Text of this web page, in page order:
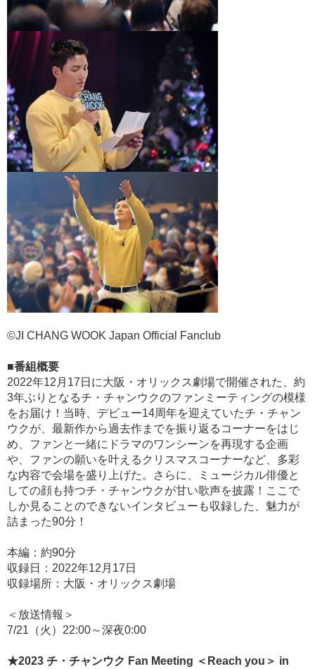
©JI CHANG WOOK Japan Official Fanclub
■番組概要
2022年12月17日に大阪・オリックス劇場で開催された、約
3年ぶりとなるチ・チャンウクのファンミーティングの模様
をお届け！当時、デビュー14周年を迎えていたチ・チャン
ウクが、最新作から過去作までを振り返るコーナーをはじ
め、ファンと一緒にドラマのワンシーンを再現する企画
や、ファンの願いを叶えるクリスマスコーナーなど、多彩
な内容で会場を盛り上げた。さらに、ミュージカル俳優と
しての顔も持つチ・チャンウクが甘い歌声を披露！ここで
しか見ることのできないインタビューも収録した、魅力が
詰まった90分！
本編：約90分
収録日：2022年12月17日
収録場所：大阪・オリックス劇場
＜放送情報＞
7/21（火）22:00～深夜0:00
★2023 チ・チャンウク Fan Meeting ＜Reach you＞ in